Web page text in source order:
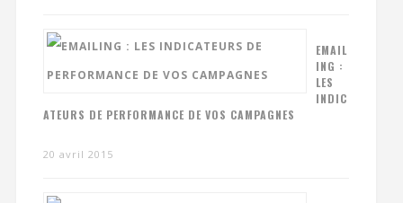
EMAIL
ING :
LES
INDIC
ATEURS DE PERFORMANCE DE VOS CAMPAGNES
20 avril 2015